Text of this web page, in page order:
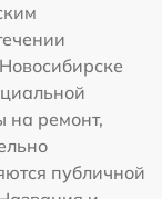
на ремонт,
публичной